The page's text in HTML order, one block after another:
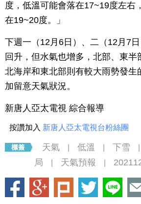
度，低溫可能會落在17~19度左右
在19~20度。」
下週一（12月6日）、二（12月7
回升，但水氣也增多，北部、東半
北海岸和東北部則有較大雨勢發生
加留意天氣狀況。
新唐人亞太電視 綜合報導
按讚加入 新唐人亞太電視台粉絲團
天氣 低溫 下雪
局
天氣預報